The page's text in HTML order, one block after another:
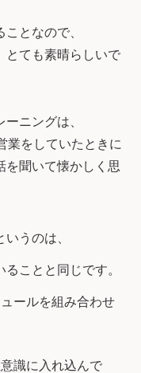
となので、
とても素晴らしいで
ニングは、
業をしていたときに
を聞いて懐かしく思
うのは、
ことと同じです。
ールを組み合わせ
識に入れ込んで